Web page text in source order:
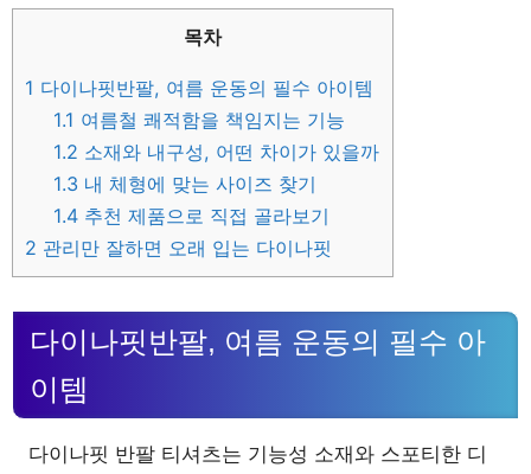
목차
1 다이나핏반팔, 여름 운동의 필수 아이템
1.1 여름철 쾌적함을 책임지는 기능
1.2 소재와 내구성, 어떤 차이가 있을까
1.3 내 체형에 맞는 사이즈 찾기
1.4 추천 제품으로 직접 골라보기
2 관리만 잘하면 오래 입는 다이나핏
다이나핏반팔, 여름 운동의 필수 아
이템
다이나핏 반팔 티셔츠는 기능성 소재와 스포티한 디